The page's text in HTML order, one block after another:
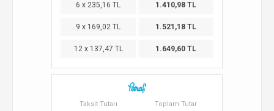
6 x 235,16 TL 1.410,98 TL
9 x 169,02 TL 1.521,18 TL
12 x 137,47 TL 1.649,60 TL
Taksit Tutarı Toplam Tutar